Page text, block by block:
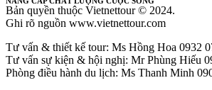
Bản quyền thuộc Vietnettour © 2024.
Ghi rõ nguồn www.vietnettour.com
Tư vấn & thiết kế tour: Ms Hồng Hoa 0932
Tư vấn sự kiện & hội nghị: Mr Phùng Hiếu
Phòng điều hành du lịch: Ms Thanh Minh